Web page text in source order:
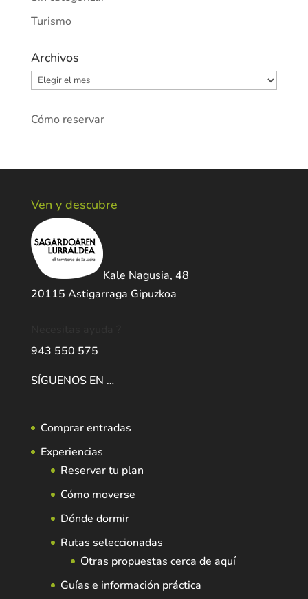
Turismo
Archivos
Archivos
Cómo reservar
Ven y descubre
Kale Nagusia, 48
20115 Astigarraga Gipuzkoa
943 550 575
SÍGUENOS EN …
Comprar entradas
Experiencias
Reservar tu plan
Cómo moverse
Dónde dormir
Rutas seleccionadas
Otras propuestas cerca de aquí
Guías e información práctica